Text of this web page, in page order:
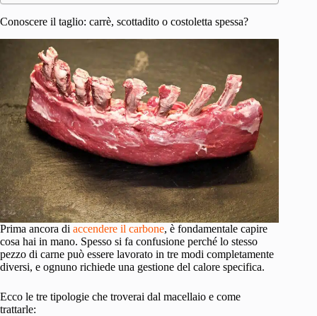
Conoscere il taglio: carrè, scottadito o costoletta spessa?
Prima ancora di accendere il carbone, è fondamentale capire
cosa hai in mano. Spesso si fa confusione perché lo stesso
pezzo di carne può essere lavorato in tre modi completamente
diversi, e ognuno richiede una gestione del calore specifica.
Ecco le tre tipologie che troverai dal macellaio e come
trattarle: